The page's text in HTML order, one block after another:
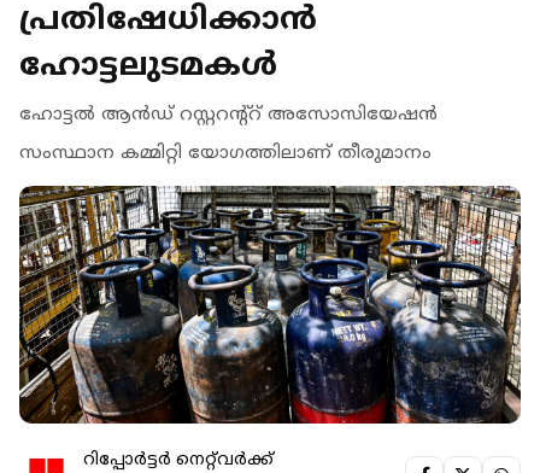
പ്രതിഷേധിക്കാൻ
ഹോട്ടലുടമകൾ
ഹോട്ടല്‍ ആന്‍ഡ് റസ്റ്ററന്റ്‌റ് അസോസിയേഷന്‍
സംസ്ഥാന കമ്മിറ്റി യോഗത്തിലാണ് തീരുമാനം
റിപ്പോർട്ടർ നെറ്റ്‌വര്‍ക്ക്‌